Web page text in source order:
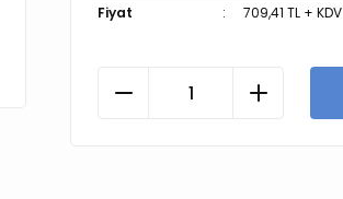
Fiyat 709,41 TL + KDV